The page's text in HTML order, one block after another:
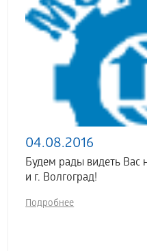
04.08.2016
Будем рады видеть Вас
и г. Волгоград!
Подробнее